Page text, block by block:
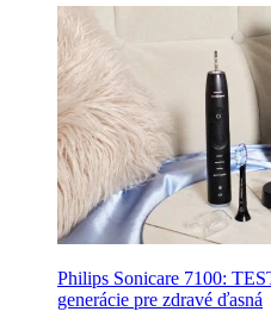
Philips Sonicare 7100:
generácie pre zdravé ďasná